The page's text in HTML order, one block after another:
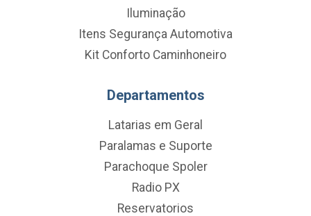
Iluminação
Itens Segurança Automotiva
Kit Conforto Caminhoneiro
Departamentos
Latarias em Geral
Paralamas e Suporte
Parachoque Spoler
Radio PX
Reservatorios